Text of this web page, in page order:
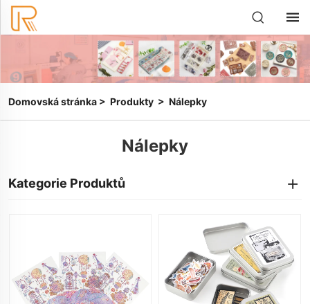
Domovská stránka > Produkty > Nálepky
Nálepky
Kategorie Produktů